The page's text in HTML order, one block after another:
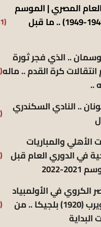
المصري | الموسم
الأول (1948-1949) .. ما قبل
(13٬741)
.. الذي فجر ثورة
كرة القدم .. ماله
..
(9٬486)
.. النادي السكندري
(9٬432)
الأهلي والمباريات
في الدوري العام قبل
2022
(8٬136)
الكروي في الأولمبياد
ج1 | أنتويرب (1920) بلجيكا .. من
البداية
(6٬710)